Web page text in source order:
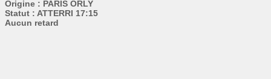
Origine : PARIS ORLY
Statut : ATTERRI 17:15
Aucun retard